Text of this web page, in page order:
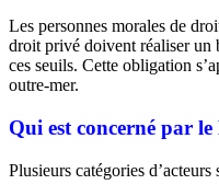
Les personnes morales de
droit privé doivent réaliser un
ces seuils. Cette obligation
outre-mer.
Qui est concerné par
Plusieurs catégories